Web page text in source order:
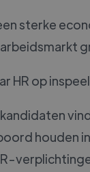
sterke
HR op
houden